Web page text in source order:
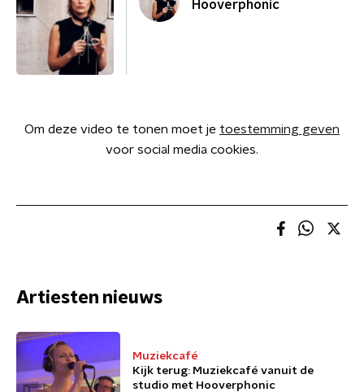
Hooverphonic
Om deze video te tonen moet je toestemming geven
voor social media cookies.
Artiesten nieuws
Muziekcafé
Kijk terug: Muziekcafé vanuit de
studio met Hooverphonic